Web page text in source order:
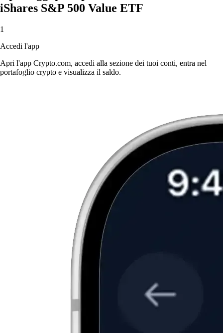
iShares S&P 500 Value ETF
1
Accedi l'app
Apri l'app Crypto.com, accedi alla sezione dei tuoi conti, entra nel
portafoglio crypto e visualizza il saldo.